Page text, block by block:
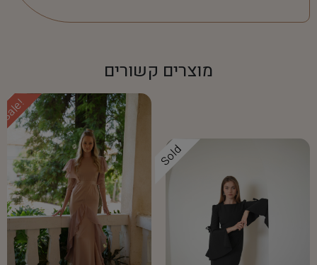
מוצרים קשורים
Sold